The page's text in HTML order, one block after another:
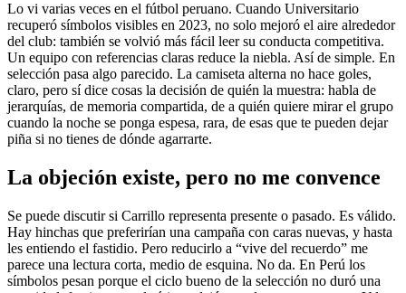
Lo vi varias veces en el fútbol peruano. Cuando Universitario
recuperó símbolos visibles en 2023, no solo mejoró el aire alrededor
del club: también se volvió más fácil leer su conducta competitiva.
Un equipo con referencias claras reduce la niebla. Así de simple. En
selección pasa algo parecido. La camiseta alterna no hace goles,
claro, pero sí dice cosas la decisión de quién la muestra: habla de
jerarquías, de memoria compartida, de a quién quiere mirar el grupo
cuando la noche se ponga espesa, rara, de esas que te pueden dejar
piña si no tienes de dónde agarrarte.
La objeción existe, pero no me convence
Se puede discutir si Carrillo representa presente o pasado. Es válido.
Hay hinchas que preferirían una campaña con caras nuevas, y hasta
les entiendo el fastidio. Pero reducirlo a “vive del recuerdo” me
parece una lectura corta, medio de esquina. No da. En Perú los
símbolos pesan porque el ciclo bueno de la selección no duró una